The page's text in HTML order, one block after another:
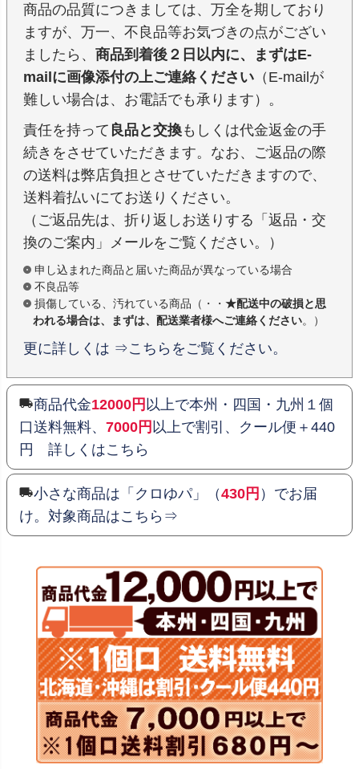
商品の品質につきましては、万全を期しており
ますが、万一、不良品等お気づきの点がござい
ましたら、 商品到着後２日以内に、まずはE-
mailに画像添付の上ご連絡ください （E-mailが
難しい場合は、お電話でも承ります）。
責任を持って 良品と交換もしくは代金返金の手
続きをさせていただきます。なお、ご返品の際
の送料は弊店負担とさせていただきますので、
送料着払いにてお送りください。
（ご返品先は、折り返しお送りする「返品・交
換のご案内」メールをご覧ください。）
申し込まれた商品と届いた商品が異なっている場合
不良品等
損傷している、汚れている商品（・・ ★配送中の破損と思
われる場合は、まずは、配送業者様へご連絡ください。）
更に詳しくは ⇒こちらをご覧ください。
商品代金12000円 以上で本州・四国・九州１個
口送料無料、 7000円 以上で割引、クール便＋440
円 詳しくはこちら
小さな商品は「クロゆパ」（430円 ）でお届
け。対象商品はこちら⇒